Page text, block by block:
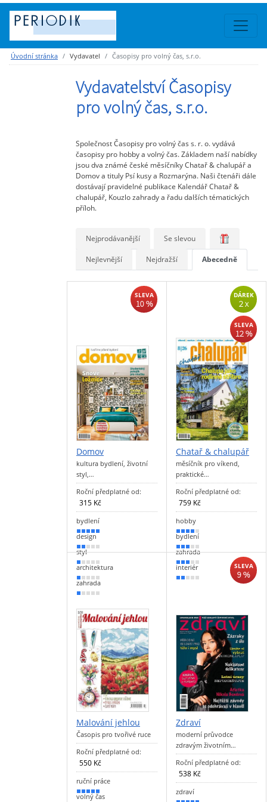
Úvodní stránka Vydavatel Časopisy pro volný čas, s.r.o.
Vydavatelství Časopisy
pro volný čas, s.r.o.
Společnost Časopisy pro volný čas s. r. o. vydává
časopisy pro hobby a volný čas. Základem naší nabídky
jsou dva známé české měsíčníky Chatař & chalupář a
Domov a tituly Psí kusy a Rozmarýna. Naši čtenáři dále
dostávají pravidelné publikace Kalendář Chatař &
chalupář, Kouzlo zahrady a řadu dalších tématických
příloh.
Nejprodávanější Se slevou
Nejlevnější Nejdražší Abecedně
SLEVA
10 %
Domov
kultura bydlení, životní
styl,…
Roční předplatné od:
315 Kč
bydlení
90 %
design
30 %
styl
20 %
architektura
20 %
zahrada
10 %
DÁREK
2 x
SLEVA
12 %
Chatař & chalupář
měsíčník pro víkend,
praktické…
Roční předplatné od:
759 Kč
hobby
70 %
bydlení
60 %
zahrada
50 %
interiér
40 %
Malování jehlou
Časopis pro tvořivé ruce
Roční předplatné od:
550 Kč
ruční práce
90 %
volný čas
SLEVA
9 %
Zdraví
moderní průvodce
zdravým životním…
Roční předplatné od:
538 Kč
zdraví